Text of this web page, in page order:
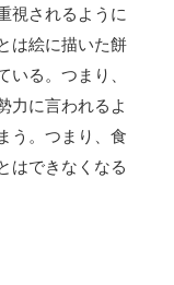
視されるように
は絵に描いた餅
る。つまり、
力に言われるよ
う。つまり、食
はできなくなる